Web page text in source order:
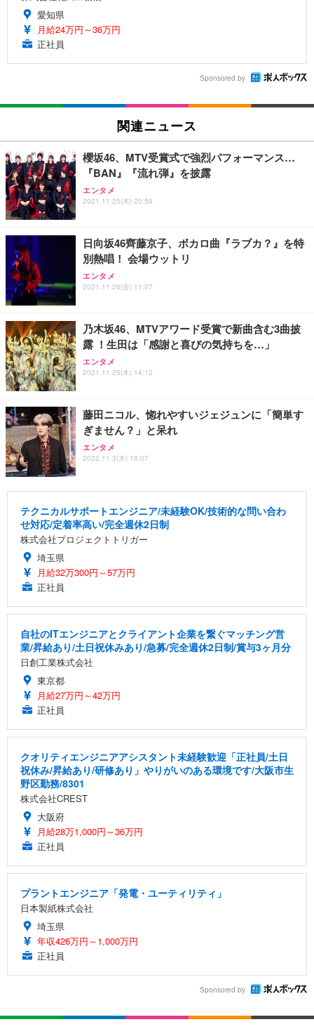
愛知県
月給24万円～36万円
正社員
Sponsored by
関連ニュース
櫻坂46、MTV受賞式で強烈パフォーマンス…
『BAN』『流れ弾』を披露
エンタメ
2021.11.25(木) 20:59
日向坂46齊藤京子、ボカロ曲『ラブカ？』を特
別熱唱！ 会場ウットリ
エンタメ
2021.11.26(金) 11:07
乃木坂46、MTVアワード受賞で新曲含む3曲披
露 ！生田は「感謝と喜びの気持ちを…」
エンタメ
2021.11.25(木) 14:12
藤田ニコル、惚れやすいジェジュンに「簡単す
ぎません？」と呆れ
エンタメ
2022.11.3(木) 18:07
テクニカルサポートエンジニア/未経験OK/技術的な問い合わ
せ対応/定着率高い/完全週休2日制
株式会社プロジェクトトリガー
埼玉県
月給32万300円～57万円
正社員
自社のITエンジニアとクライアント企業を繋ぐマッチング営
業/昇給あり/土日祝休みあり/急募/完全週休2日制/賞与3ヶ月分
日創工業株式会社
東京都
月給27万円～42万円
正社員
クオリティエンジニアアシスタント未経験歓迎「正社員/土日
祝休み/昇給あり/研修あり」やりがいのある環境です/大阪市生
野区勤務/8301
株式会社CREST
大阪府
月給28万1,000円～36万円
正社員
プラントエンジニア「発電・ユーティリティ」
日本製紙株式会社
埼玉県
年収426万円～1,000万円
正社員
Sponsored by